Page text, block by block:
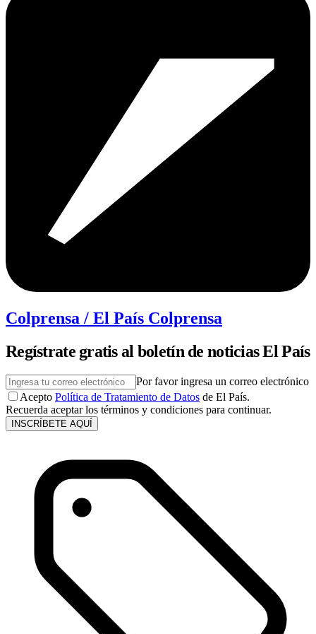
Colprensa / El País Colprensa
Regístrate gratis al boletín de noticias El País
Por favor ingresa un correo electrónico
Acepto Política de Tratamiento de Datos de El País.
Recuerda aceptar los términos y condiciones para continuar.
INSCRÍBETE AQUÍ